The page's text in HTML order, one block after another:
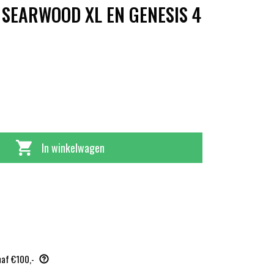
XL EN GENESIS 4
In winkelwagen
€100,-